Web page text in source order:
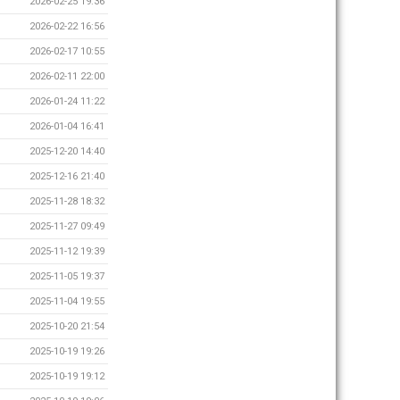
2026-02-22 16:56
2026-02-17 10:55
2026-02-11 22:00
2026-01-24 11:22
2026-01-04 16:41
2025-12-20 14:40
2025-12-16 21:40
2025-11-28 18:32
2025-11-27 09:49
2025-11-12 19:39
2025-11-05 19:37
2025-11-04 19:55
2025-10-20 21:54
2025-10-19 19:26
2025-10-19 19:12